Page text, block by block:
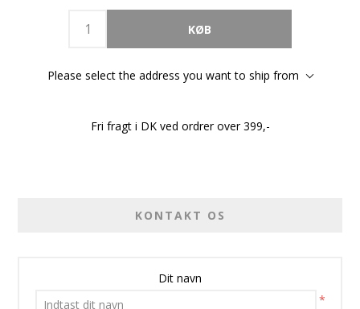
Please select the address you want to ship from
Fri fragt i DK ved ordrer over 399,-
KONTAKT OS
Dit navn
*